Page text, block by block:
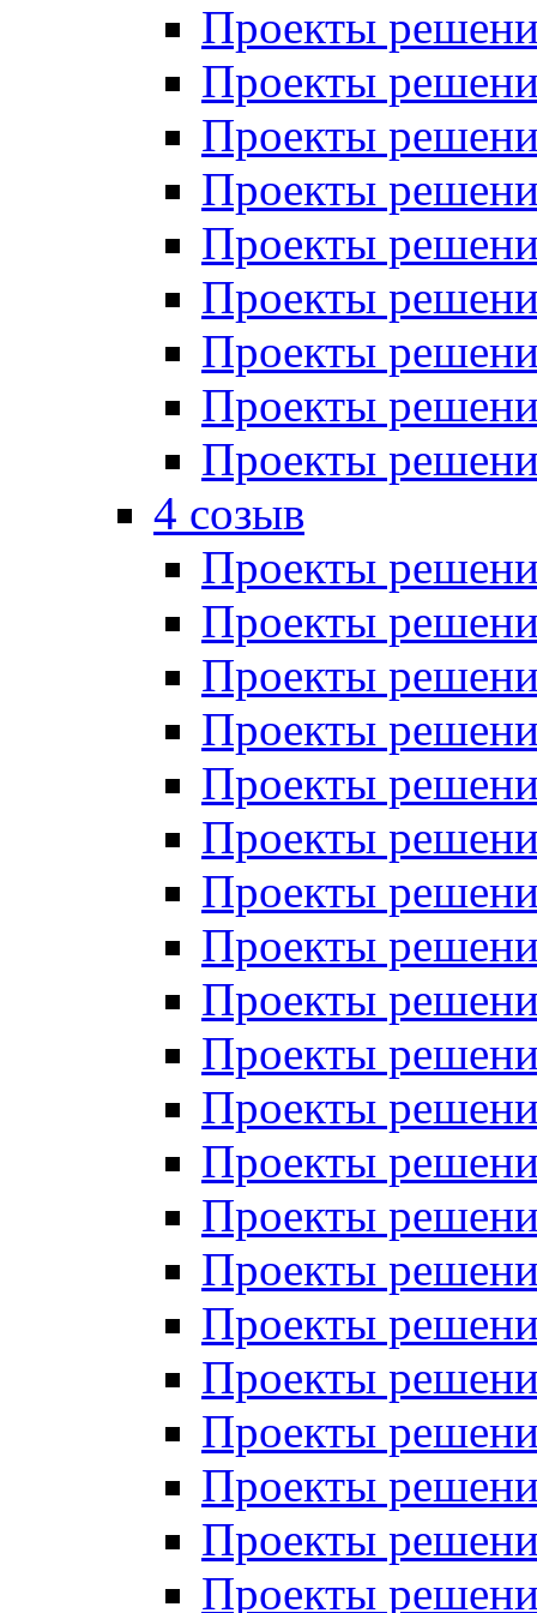
Проекты
Проекты
Проекты
Проекты
Проекты
Проекты
Проекты
Проекты
Проекты
4 созыв
Проекты
Проекты
Проекты
Проекты
Проекты
Проекты
Проекты
Проекты
Проекты
Проекты
Проекты
Проекты
Проекты
Проекты
Проекты
Проекты
Проекты
Проекты
Проекты
Проекты